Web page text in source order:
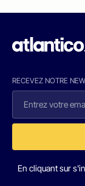
RECEVEZ NOTRE
En cliquant sur